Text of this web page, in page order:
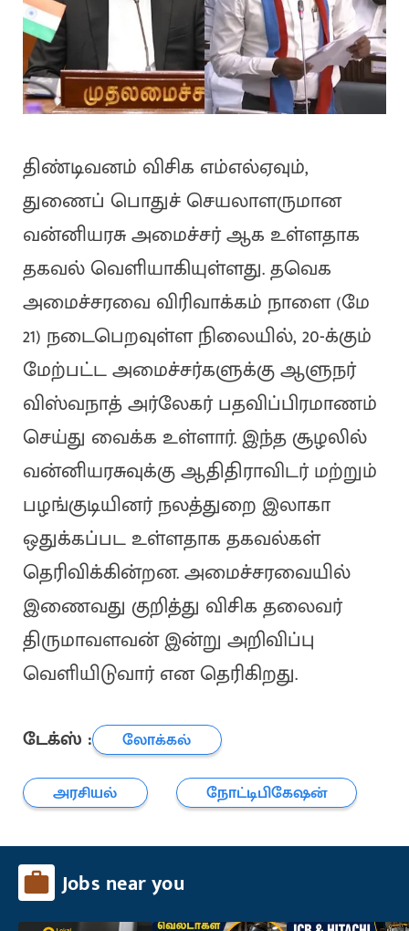
திண்டிவனம் விசிக எம்எல்ஏவும்,
துணைப் பொதுச் செயலாளருமான
வன்னியரசு அமைச்சர் ஆக உள்ளதாக
தகவல் வெளியாகியுள்ளது. தவெக
அமைச்சரவை விரிவாக்கம் நாளை (மே
21) நடைபெறவுள்ள நிலையில், 20-க்கும்
மேற்பட்ட அமைச்சர்களுக்கு ஆளுநர்
விஸ்வநாத் அர்லேகர் பதவிப்பிரமாணம்
செய்து வைக்க உள்ளார். இந்த சூழலில்
வன்னியரசுவுக்கு ஆதிதிராவிடர் மற்றும்
பழங்குடியினர் நலத்துறை இலாகா
ஒதுக்கப்பட உள்ளதாக தகவல்கள்
தெரிவிக்கின்றன. அமைச்சரவையில்
இணைவது குறித்து விசிக தலைவர்
திருமாவளவன் இன்று அறிவிப்பு
வெளியிடுவார் என தெரிகிறது.
டேக்ஸ் :
லோக்கல்
அரசியல்
நோட்டிபிகேஷன்
Jobs near you